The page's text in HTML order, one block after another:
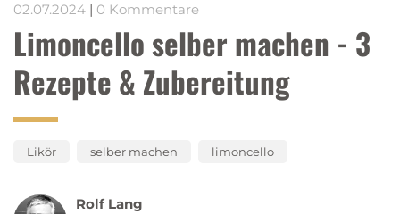
02.07.2024 | 0 Kommentare
Limoncello selber machen - 3
Rezepte & Zubereitung
Likör selber machen limoncello
Rolf Lang